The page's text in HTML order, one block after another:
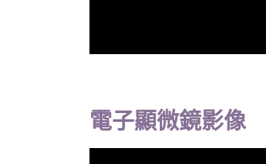
電子顯微鏡影像